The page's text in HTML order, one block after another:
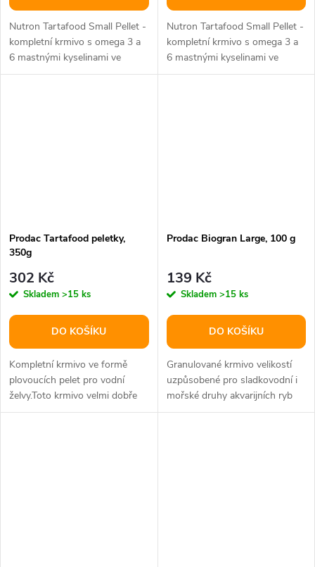
Nutron Tartafood Small Pellet -
kompletní krmivo s omega 3 a
6 mastnými kyselinami ve
formě plovoucích pelet pro...
Nutron Tartafood Small Pellet -
kompletní krmivo s omega 3 a
6 mastnými kyselinami ve
formě plovoucích pelet pro...
Prodac Tartafood peletky,
350g
302 Kč
Skladem >15 ks
DO KOŠÍKU
Kompletní krmivo ve formě
plovoucích pelet pro vodní
želvy.Toto krmivo velmi dobře
přijímají obojživelníci.Nekalí...
Prodac Biogran Large, 100 g
139 Kč
Skladem >15 ks
DO KOŠÍKU
Granulované krmivo velikostí
uzpůsobené pro sladkovodní i
mořské druhy akvarijních ryb
větších velikostí, vhodné...